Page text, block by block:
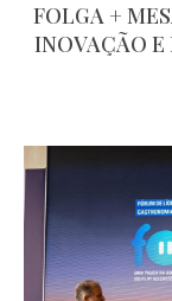
FOLGA +
INOVAÇÃO